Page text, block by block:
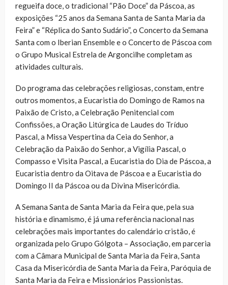
regueifa doce, o tradicional “Pão Doce” da Páscoa, as
exposições “25 anos da Semana Santa de Santa Maria da
Feira” e “Réplica do Santo Sudário”, o Concerto da Semana
Santa com o Iberian Ensemble e o Concerto de Páscoa com
o Grupo Musical Estrela de Argoncilhe completam as
atividades culturais.
Do programa das celebrações religiosas, constam, entre
outros momentos, a Eucaristia do Domingo de Ramos na
Paixão de Cristo, a Celebração Penitencial com
Confissões, a Oração Litúrgica de Laudes do Tríduo
Pascal, a Missa Vespertina da Ceia do Senhor, a
Celebração da Paixão do Senhor, a Vigília Pascal, o
Compasso e Visita Pascal, a Eucaristia do Dia de Páscoa, a
Eucaristia dentro da Oitava de Páscoa e a Eucaristia do
Domingo II da Páscoa ou da Divina Misericórdia.
A Semana Santa de Santa Maria da Feira que, pela sua
história e dinamismo, é já uma referência nacional nas
celebrações mais importantes do calendário cristão, é
organizada pelo Grupo Gólgota – Associação, em parceria
com a Câmara Municipal de Santa Maria da Feira, Santa
Casa da Misericórdia de Santa Maria da Feira, Paróquia de
Santa Maria da Feira e Missionários Passionistas.